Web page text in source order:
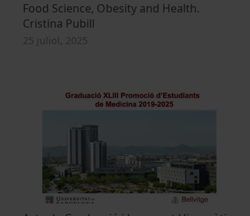
Food Science, Obesity and Health.
Cristina Pubill
25 juliol, 2025